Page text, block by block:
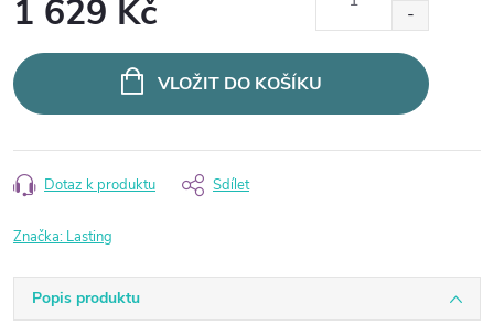
1 629 Kč
cena:
VLOŽIT DO KOŠÍKU
Dotaz k produktu Sdílet
Značka: Lasting
Popis produktu